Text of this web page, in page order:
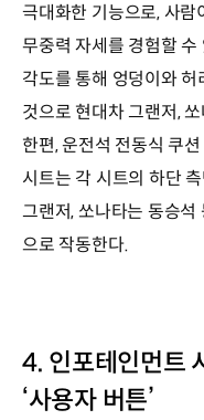
극대화한 기능으로, 사람
무중력 자세를 경험할
각도를 통해 엉덩이와
것으로 현대차 그랜저,
한편, 운전석 전동식 쿠
시트는 각 시트의 하단
그랜저, 쏘나타는 동승
으로 작동한다.
4. 인포테인먼트
‘사용자 버튼’